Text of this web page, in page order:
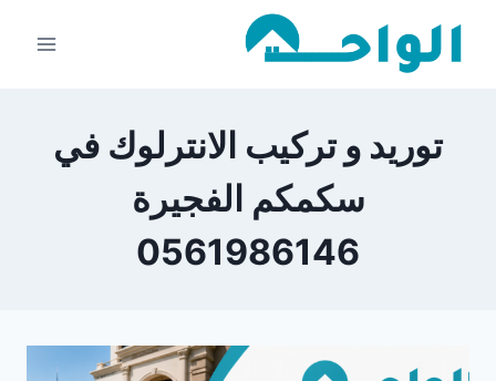
توريد و تركيب الانترلوك في
سكمكم الفجيرة
0561986146